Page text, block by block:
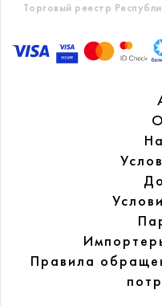
Торговый реестр
Правила